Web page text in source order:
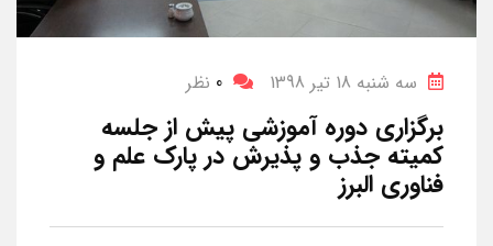
سه شنبه 18 تیر 1398 0 نظر
برگزاری دوره آموزشی پیش از جلسه
کمیته جذب و پذیرش در پارک علم و
فناوری البرز